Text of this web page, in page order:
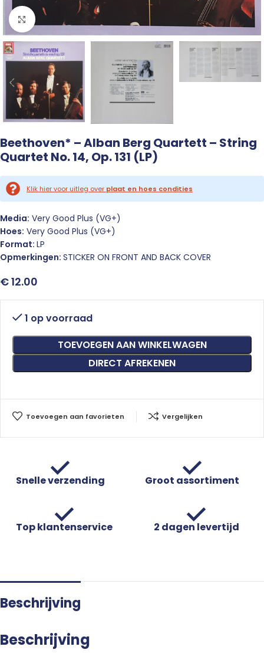
Click to enlarge
Beethoven* – Alban Berg Quartett – String
Quartet No. 14, Op. 131 (LP)
Klik hier voor uitleg over plaat en hoes condities
Media: Very Good Plus (VG+)
Hoes: Very Good Plus (VG+)
Format: LP
Opmerkingen: STICKER ON FRONT AND BACK COVER
€12.00
1 op voorraad
TOEVOEGEN AAN WINKELWAGEN
DIRECT AFREKENEN
Toevoegen aan favorieten Vergelijken
Snelle verzending Groot assortiment
Top klantenservice 2 dagen levertijd
Beschrijving
Beschrijving